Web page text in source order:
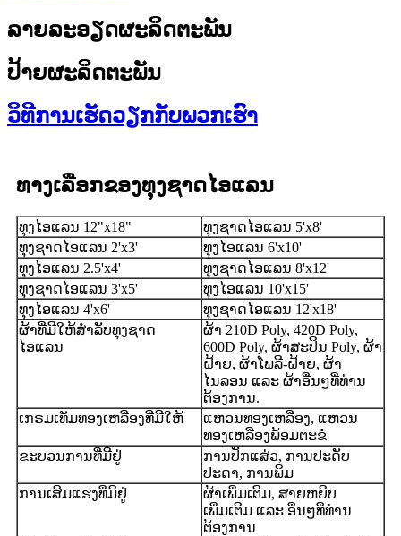
ລາຍລະອຽດຜະລິດຕະພັນ
ປ້າຍຜະລິດຕະພັນ
ວິທີການເຮັດວຽກກັບພວກເຮົາ
ທາງເລືອກຂອງທຸງຊາດໄອແລນ
ທຸງໄອແລນ 12"x18"
ທຸງຊາດໄອແລນ 5'x8'
ທຸງຊາດໄອແລນ 2'x3'
ທຸງໄອແລນ 6'x10'
ທຸງໄອແລນ 2.5'x4'
ທຸງຊາດໄອແລນ 8'x12'
ທຸງຊາດໄອແລນ 3'x5'
ທຸງໄອແລນ 10'x15'
ທຸງໄອແລນ 4'x6'
ທຸງຊາດໄອແລນ 12'x18'
ຜ້າທີ່ມີໃຫ້ສຳລັບທຸງຊາດ
ໄອແລນ
ຜ້າ 210D Poly, 420D Poly,
600D Poly, ຜ້າສະປິນ Poly, ຜ້າ
ຝ້າຍ, ຜ້າໂພລີ-ຝ້າຍ, ຜ້າ
ໄນລອນ ແລະ ຜ້າອື່ນໆທີ່ທ່ານ
ຕ້ອງການ.
ເກຣມເທັມທອງເຫລືອງທີ່ມີໃຫ້
ແຫວນທອງເຫລືອງ, ແຫວນ
ທອງເຫລືອງພ້ອມຕະຂໍ
ຂະບວນການທີ່ມີຢູ່
ການປັກແສ່ວ, ການປະດັບ
ປະດາ, ການພິມ
ການເສີມແຮງທີ່ມີຢູ່
ຜ້າເພີ່ມເຕີມ, ສາຍຫຍິບ
ເພີ່ມເຕີມ ແລະ ອື່ນໆທີ່ທ່ານ
ຕ້ອງການ